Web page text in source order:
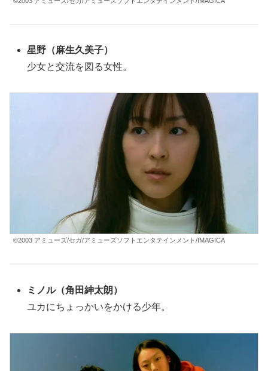
星野（麻生久美子）
少女と交流を図る女性。
©2003 アミューズ/セガ/アミューズソフトエンタテインメント/IMAGICA
ミノル（角田紳太朗 ）
ユカにちょっかいをかける少年。